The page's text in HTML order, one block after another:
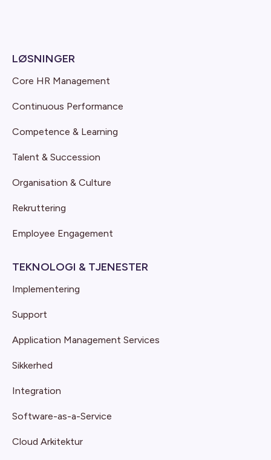
LØSNINGER
Core HR Management
Continuous Performance
Competence & Learning
Talent & Succession
Organisation & Culture
Rekruttering
Employee Engagement
TEKNOLOGI & TJENESTER
Implementering
Support
Application Management Services
Sikkerhed
Integration
Software-as-a-Service
Cloud Arkitektur